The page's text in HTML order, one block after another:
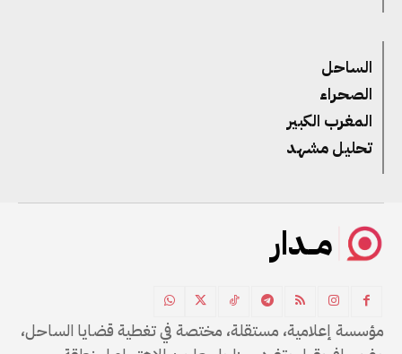
الساحل
الصحراء
المغرب الكبير
تحليل مشهد
مــدار
مؤسسة إعلامية، مستقلة، مختصة في تغطية قضايا الساحل،